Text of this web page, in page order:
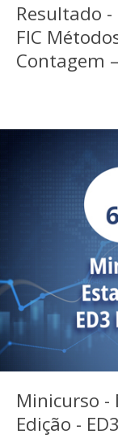
Resultado
FIC
Contagem
Minicurso -
Edição -